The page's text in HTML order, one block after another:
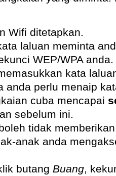
Wifi ditetapkan.
laluan meminta
WEP/WPA anda.
kata
anda perlu menaip
cuba mencapai
sebelum ini.
tidak
anak anda
butang Buang,